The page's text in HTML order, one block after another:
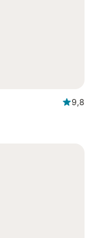
9,8